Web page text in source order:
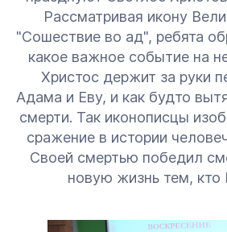
Рассматривая икону
"Сошествие во ад", ребята
какое важное событие на
Христос держит за руки
Адама и Еву, и как будто
смерти. Так иконописцы
сражение в истории
Своей смертью победил
новую жизнь тем, кто